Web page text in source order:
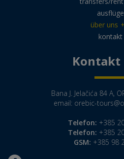
ausflüge
über uns +
kontakt
Bana J. Jelačića 84 A,
email: orebic-
Telefon: +385
Telefon: +385
GSM: +385 98